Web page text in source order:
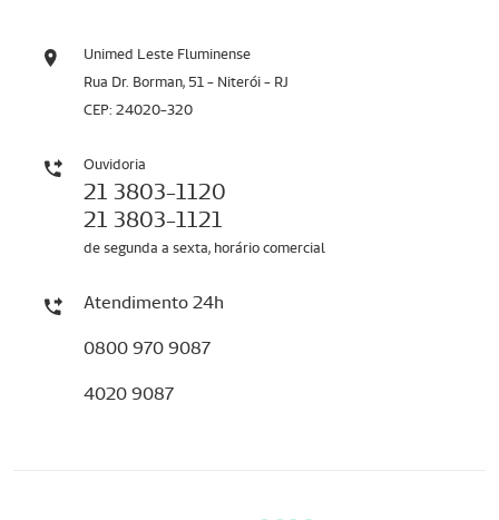
Unimed Leste Fluminense
Rua Dr. Borman, 51 - Niterói - RJ
CEP: 24020-320
Ouvidoria
21 3803-1120
21 3803-1121
de segunda a sexta, horário comercial
Atendimento 24h
0800 970 9087
4020 9087